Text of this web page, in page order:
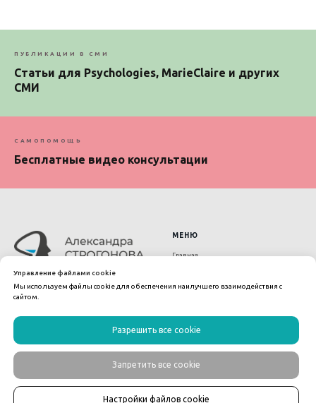
Читать
ПУБЛИКАЦИИ В СМИ
Статьи для Psychologies, MarieClaire и других
СМИ
САМОПОМОЩЬ
Бесплатные видео консультации
© 2017—2026
профайлер
Александра Строгонова
МЕНЮ
Главная
Наставничество для психологов
Оферта на оказание услуг
Политика конфиденциальности
Политика использования cookies
Управление файлами cookie
Мы используем файлы cookie для обеспечения наилучшего взаимодействия с
сайтом.
Разрешить все cookie
Запретить все cookie
Настройки файлов cookie